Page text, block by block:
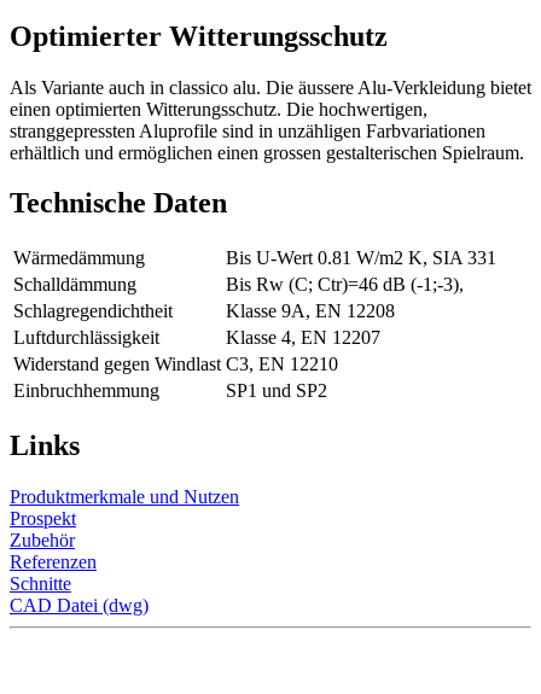
Optimierter Witterungsschutz
Als Variante auch in classico alu. Die äussere Alu-Verkleidung bietet
einen optimierten Witterungsschutz. Die hochwertigen,
stranggepressten Aluprofile sind in unzähligen Farbvariationen
erhältlich und ermöglichen einen grossen gestalterischen Spielraum.
Technische Daten
Wärmedämmung
Bis U-Wert 0.81 W/m2 K, SIA 331
Schalldämmung
Bis Rw (C; Ctr)=46 dB (-1;-3),
Schlagregendichtheit
Klasse 9A, EN 12208
Luftdurchlässigkeit
Klasse 4, EN 12207
Widerstand gegen Windlast C3, EN 12210
Einbruchhemmung
SP1 und SP2
Links
Produktmerkmale und Nutzen
Prospekt
Zubehör
Referenzen
Schnitte
CAD Datei (dwg)